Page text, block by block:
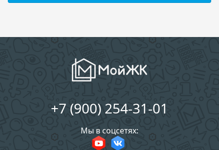
+7 (900) 254-31-01
Мы в соцсетях: